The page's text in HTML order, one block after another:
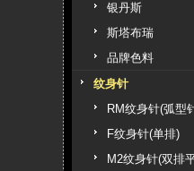
银丹斯
斯塔布瑞
品牌色料
纹身针
RM纹身针(弧型
F纹身针(单排)
M2纹身针(双排